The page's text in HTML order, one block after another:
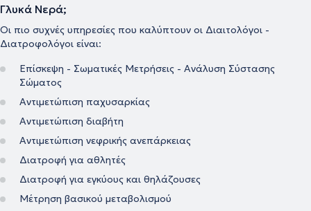
Γλυκά Νερά;
Οι πιο συχνές υπηρεσίες που καλύπτουν οι Διαιτολόγοι -
Διατροφολόγοι είναι:
Επίσκεψη - Σωματικές Μετρήσεις - Ανάλυση Σύστασης
Σώματος
Αντιμετώπιση παχυσαρκίας
Αντιμετώπιση διαβήτη
Αντιμετώπιση νεφρικής ανεπάρκειας
Διατροφή για αθλητές
Διατροφή για εγκύους και θηλάζουσες
Μέτρηση βασικού μεταβολισμού